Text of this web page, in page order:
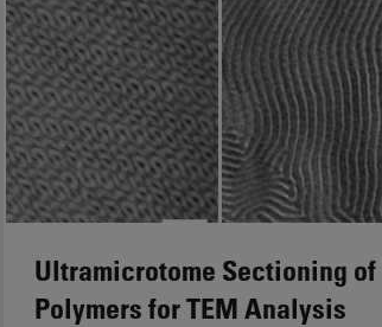
Ultramicrotome Sectioning of
Polymers for TEM Analysis